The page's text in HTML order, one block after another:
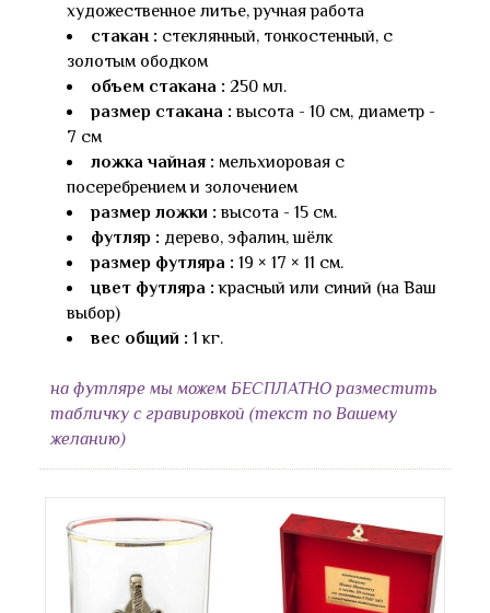
художественное литье, ручная работа
стакан : стеклянный, тонкостенный, с
золотым ободком
объем стакана : 250 мл.
размер стакана : высота - 10 см, диаметр -
7 см
ложка чайная : мельхиоровая с
посеребрением и золочением
размер ложки : высота - 15 см.
футляр : дерево, эфалин, шёлк
размер футляра : 19 × 17 × 11 см.
цвет футляра : красный или синий (на Ваш
выбор)
вес общий : 1 кг.
на футляре мы можем БЕСПЛАТНО разместить
табличку с гравировкой (текст по Вашему
желанию)